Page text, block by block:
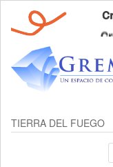
TIERRA DEL FUEGO